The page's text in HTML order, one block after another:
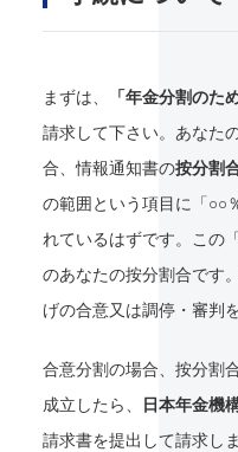
まずは、 「年金分割のた
請求して下さい。あなた
合、情報通知書の按分割
の範囲という項目に「○○
れているはずです。この
のあなたの按分割合です
げの合意又は調停・審判
合意分割の場合、按分割
成立したら、
日本年金機
請求書を提出して請求し